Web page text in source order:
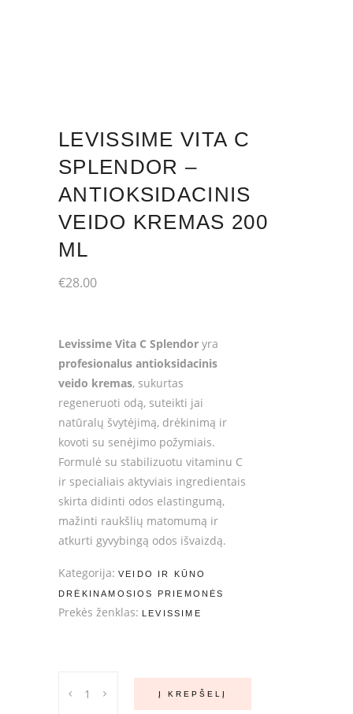
LEVISSIME VITA C
SPLENDOR –
ANTIOKSIDACINIS
VEIDO KREMAS 200
ML
€28.00
Levissime Vita C Splendor yra
profesionalus antioksidacinis
veido kremas, sukurtas
regeneruoti odą, suteikti jai
natūralų švytėjimą, drėkinimą ir
kovoti su senėjimo požymiais.
Formulė su stabilizuotu vitaminu C
ir specialiais aktyviais ingredientais
skirta didinti odos elastingumą,
mažinti raukšlių matomumą ir
atkurti gyvybingą odos išvaizdą.
Kategorija: VEIDO IR KŪNO
DRĖKINAMOSIOS PRIEMONĖS
Prekės ženklas: LEVISSIME
Vita
Į KREPŠELĮ